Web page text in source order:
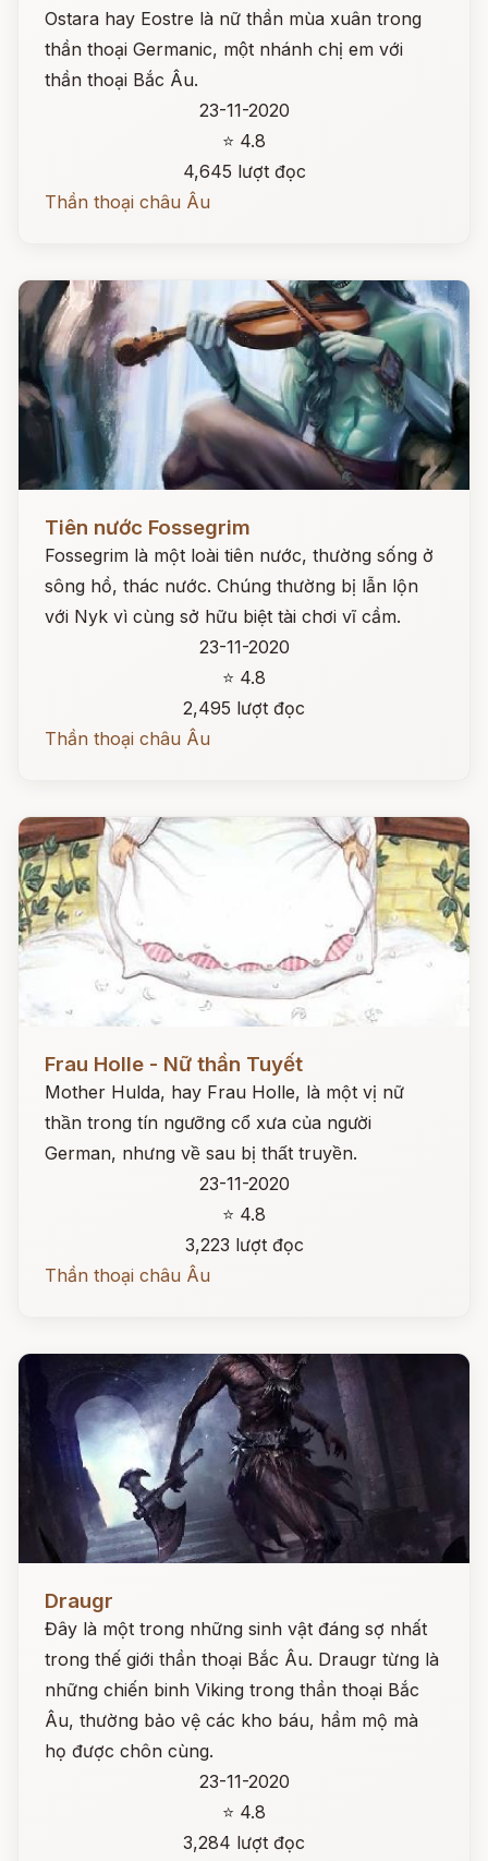
Ostara hay Eostre là nữ thần mùa xuân trong
thần thoại Germanic, một nhánh chị em với
thần thoại Bắc Âu.
23-11-2020
⭐ 4.8
4,645 lượt đọc
Thần thoại châu Âu
Tiên nước Fossegrim
Fossegrim là một loài tiên nước, thường sống ở
sông hồ, thác nước. Chúng thường bị lẫn lộn
với Nyk vì cùng sở hữu biệt tài chơi vĩ cầm.
23-11-2020
⭐ 4.8
2,495 lượt đọc
Thần thoại châu Âu
Frau Holle - Nữ thần Tuyết
Mother Hulda, hay Frau Holle, là một vị nữ
thần trong tín ngưỡng cổ xưa của người
German, nhưng về sau bị thất truyền.
23-11-2020
⭐ 4.8
3,223 lượt đọc
Thần thoại châu Âu
Draugr
Đây là một trong những sinh vật đáng sợ nhất
trong thế giới thần thoại Bắc Âu. Draugr từng là
những chiến binh Viking trong thần thoại Bắc
Âu, thường bảo vệ các kho báu, hầm mộ mà
họ được chôn cùng.
23-11-2020
⭐ 4.8
3,284 lượt đọc